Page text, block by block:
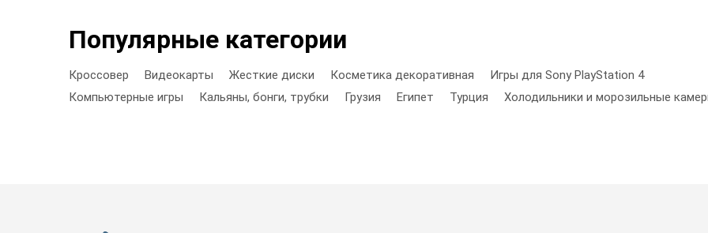
Популярные категории
Кроссовер Видеокарты Жесткие диски Косметика декоративная
Игры для Sony PlayStation 4
Компьютерные игры
Кальяны, бонги, трубки Грузия Египет Турция Холодильники и морозильные